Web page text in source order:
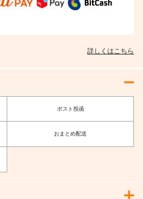
詳しくはこちら
ポスト投函
おまとめ配送